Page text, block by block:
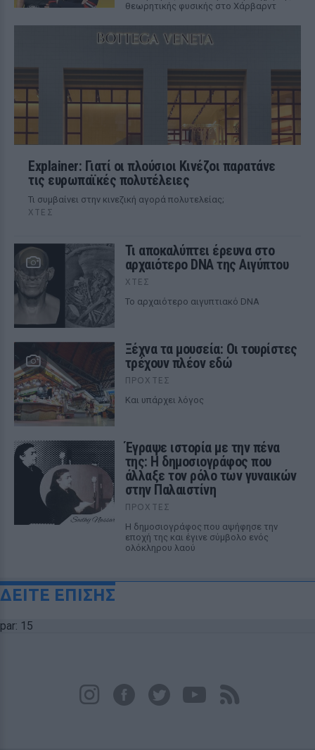
θεωρητικής φυσικής στο Χάρβαρντ
Explainer: Γιατί οι πλούσιοι Κινέζοι παρατάνε
τις ευρωπαϊκές πολυτέλειες
Τι συμβαίνει στην κινεζική αγορά πολυτελείας;
ΧΤΕΣ
Τι αποκαλύπτει έρευνα στο
αρχαιότερο DNA της Αιγύπτου
ΧΤΕΣ
Το αρχαιότερο αιγυπτιακό DNA
Ξέχνα τα μουσεία: Οι τουρίστες
τρέχουν πλέον εδώ
ΠΡΟΧΤΈΣ
Και υπάρχει λόγος
Έγραψε ιστορία με την πένα
της: Η δημοσιογράφος που
άλλαξε τον ρόλο των γυναικών
στην Παλαιστίνη
ΠΡΟΧΤΈΣ
Η δημοσιογράφος που αψήφησε την
εποχή της και έγινε σύμβολο ενός
ολόκληρου λαού
ΔΕΙΤΕ ΕΠΙΣΗΣ
par: 15